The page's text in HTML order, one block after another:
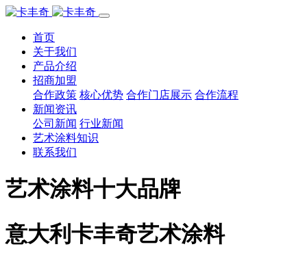
首页
关于我们
产品介绍
招商加盟
合作政策 核心优势 合作门店展示 合作流程
新闻资讯
公司新闻 行业新闻
艺术涂料知识
联系我们
艺术涂料十大品牌
意大利卡丰奇艺术涂料